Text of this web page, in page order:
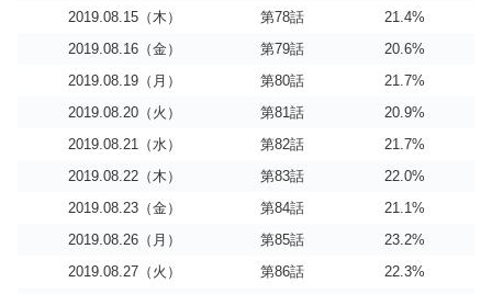
2019.08.15（木）
第78話
21.4%
2019.08.16（金）
第79話
20.6%
2019.08.19（月）
第80話
21.7%
2019.08.20（火）
第81話
20.9%
2019.08.21（水）
第82話
21.7%
2019.08.22（木）
第83話
22.0%
2019.08.23（金）
第84話
21.1%
2019.08.26（月）
第85話
23.2%
2019.08.27（火）
第86話
22.3%